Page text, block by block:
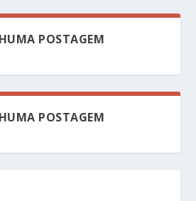
POSTAGEM
POSTAGEM